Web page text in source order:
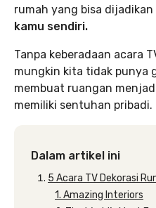
rumah yang bisa dijadikan
kamu sendiri.
Tanpa keberadaan acara
mungkin kita tidak punya
membuat ruangan
memiliki sentuhan pribadi.
Dalam artikel ini
5 Acara TV Dekorasi
1. Amazing Interiors